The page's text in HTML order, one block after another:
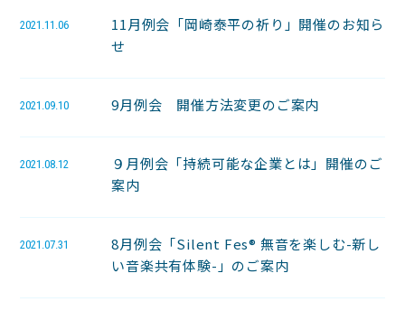
2021.11.06
11月例会「岡崎泰平の祈り」開催のお知ら
せ
2021.09.10 9月例会 開催方法変更のご案内
2021.08.12
９月例会「持続可能な企業とは」開催のご
案内
2021.07.31
8月例会「Silent Fes®︎ 無音を楽しむ-新し
い音楽共有体験-」のご案内